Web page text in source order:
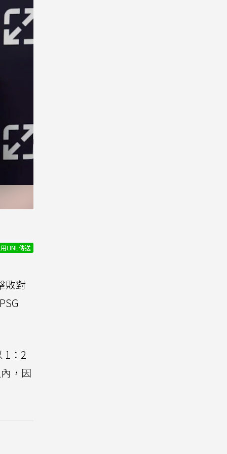
用LINE傳送
敗對
1：2
，因